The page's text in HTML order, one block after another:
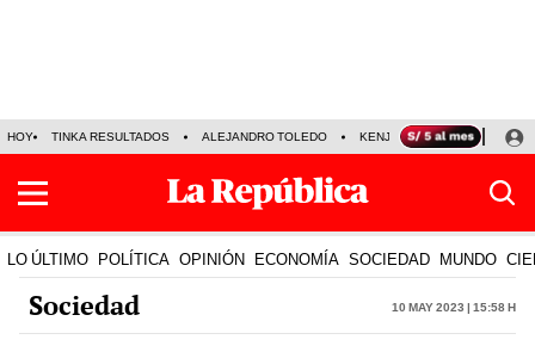
HOY TINKA RESULTADOS ALEJANDRO TOLEDO KENJI FUJIMORI
LO ÚLTIMO POLÍTICA OPINIÓN ECONOMÍA SOCIEDAD MUNDO
Sociedad 10 May 2023 | 15:58 h